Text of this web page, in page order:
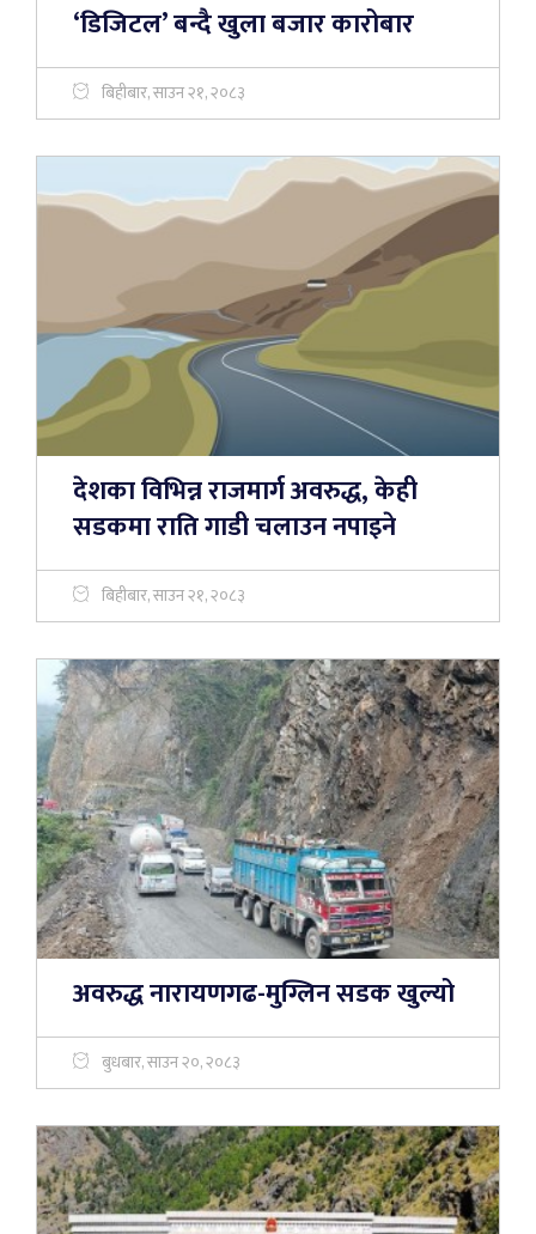
‘डिजिटल’ बन्दै खुला बजार कारोबार
बिहीबार, साउन २१, २०८३
देशका विभिन्न राजमार्ग अवरुद्ध, केही
सडकमा राति गाडी चलाउन नपाइने
बिहीबार, साउन २१, २०८३
अवरुद्ध नारायणगढ-मुग्लिन सडक खुल्यो
बुधबार, साउन २०, २०८३